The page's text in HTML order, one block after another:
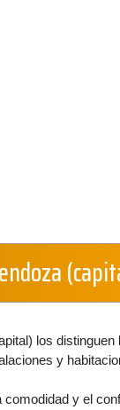
los
y
y el